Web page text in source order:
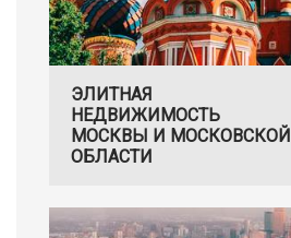
ЭЛИТНАЯ
НЕДВИЖИМОСТЬ
МОСКВЫ И МОСКОВСКОЙ
ОБЛАСТИ